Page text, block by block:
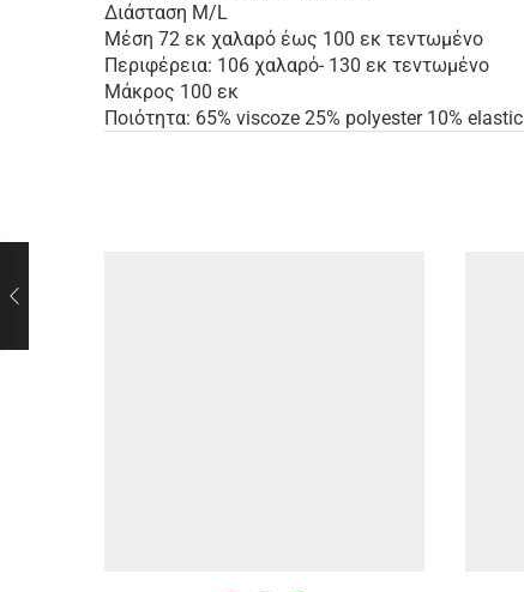
Διάσταση M/L
Μέση 72 εκ χαλαρό έως 100 εκ τεντωμένο
Περιφέρεια: 106 χαλαρό- 130 εκ τεντωμένο
Μάκρος 100 εκ
Ποιότητα: 65% viscoze 25% polyester 10% elastic